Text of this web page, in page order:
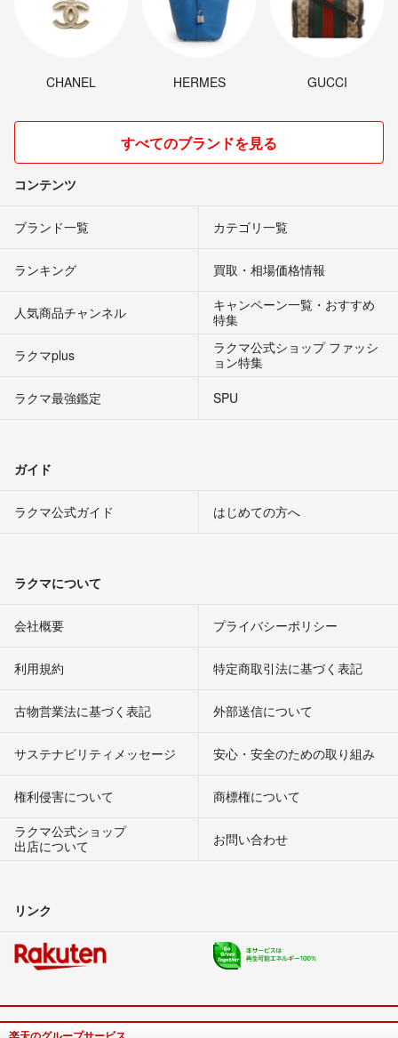
CHANEL HERMES GUCCI
すべてのブランドを見る
コンテンツ
ブランド一覧 カテゴリ一覧
ランキング 買取・相場価格情報
人気商品チャンネル
キャンペーン一覧・おすすめ
特集
ラクマplus
ラクマ公式ショップ ファッシ
ョン特集
ラクマ最強鑑定
SPU
ガイド
ラクマ公式ガイド はじめての方へ
ラクマについて
会社概要 プライバシーポリシー
利用規約 特定商取引法に基づく表記
古物営業法に基づく表記 外部送信について
サステナビリティメッセージ 安心・安全のための取り組み
権利侵害について
商標権について
ラクマ公式ショップ
出店について
お問い合わせ
リンク